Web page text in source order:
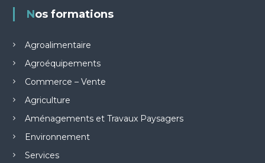
Nos formations
Agroalimentaire
Agroéquipements
Commerce – Vente
Agriculture
Aménagements et Travaux Paysagers
Environnement
Services